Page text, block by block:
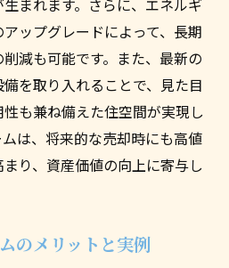
ぶ湿気対策のポイント
えるリフォームで家族の安
に対応するリフォームの重
まれます。さらに、エネルギ
ップグレードによって、長期
減も可能です。また、最新の
を取り入れることで、見た目
も兼ね備えた住空間が実現し
は、将来的な売却時にも高値
り、資産価値の向上に寄与し
のメリットと実例